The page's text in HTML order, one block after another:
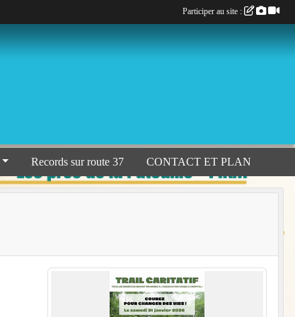
Records sur route 37 CONTACT ET PLAN
Participer au site :